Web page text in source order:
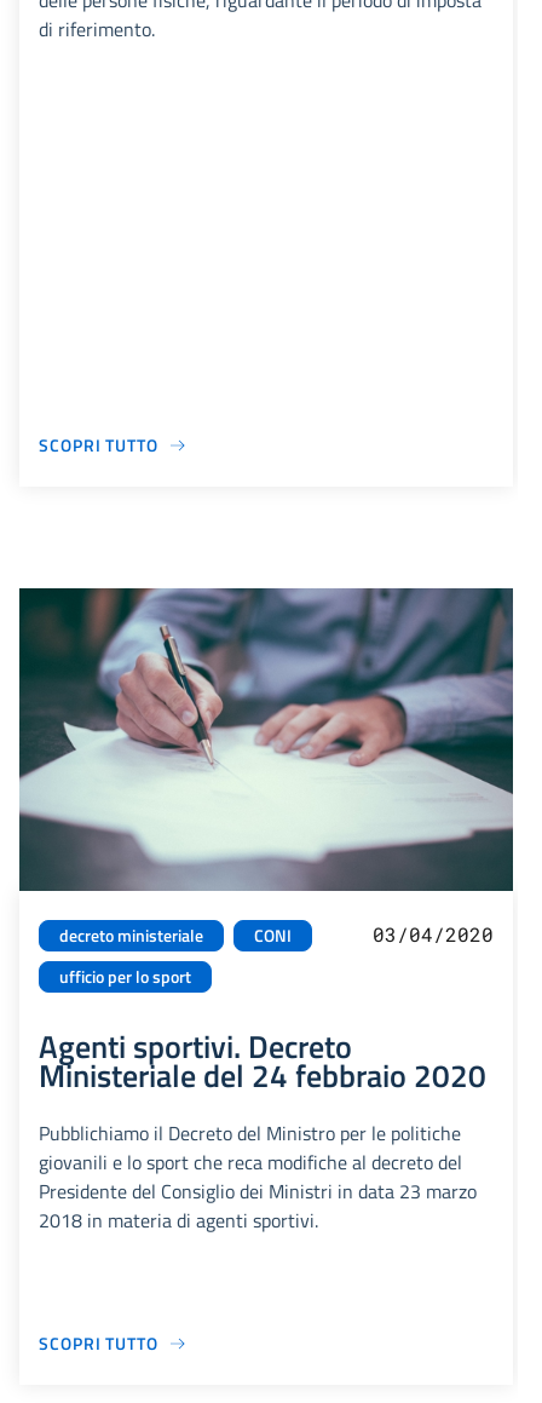
di riferimento.
SCOPRI TUTTO
decreto ministeriale
CONI
ufficio per lo sport
03/04/2020
Agenti sportivi. Decreto
Ministeriale del 24 febbraio 2020
Pubblichiamo il Decreto del Ministro per le politiche
giovanili e lo sport che reca modifiche al decreto del
Presidente del Consiglio dei Ministri in data 23 marzo
2018 in materia di agenti sportivi.
SCOPRI TUTTO